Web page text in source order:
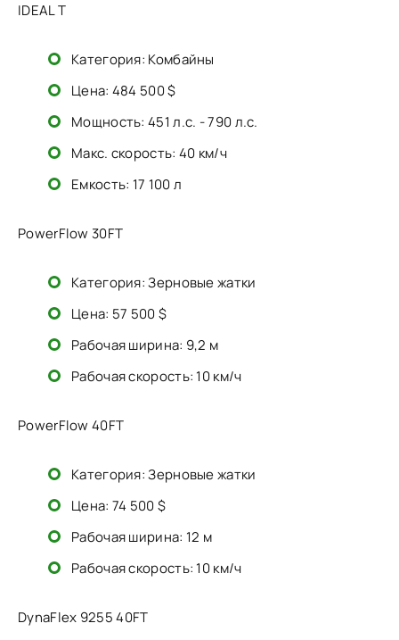
IDEAL T
Категория: Комбайны
Цена: 484 500 $
Мощность: 451 л.с. - 790 л.с.
Макс. скорость: 40 км/ч
Емкость: 17 100 л
PowerFlow 30FT
Категория: Зерновые жатки
Цена: 57 500 $
Рабочая ширина: 9,2 м
Рабочая скорость: 10 км/ч
PowerFlow 40FT
Категория: Зерновые жатки
Цена: 74 500 $
Рабочая ширина: 12 м
Рабочая скорость: 10 км/ч
DynaFlex 9255 40FT